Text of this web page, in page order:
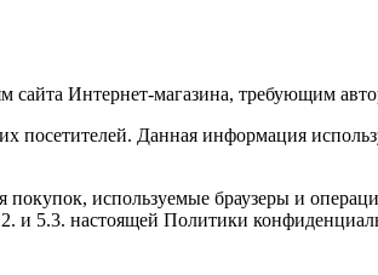
сайта Интернет-магазина, требующим
посетителей. Данная информация
используемые браузеры и
и 5.3. настоящей Политики